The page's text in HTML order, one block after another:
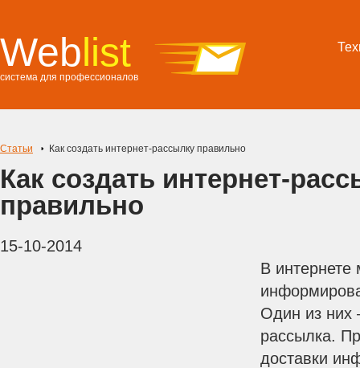
Weblist
система для профессионалов
Статьи Как создать интернет-рассылку правильно
Как создать интернет-
правильно
15-10-2014
В интернете
Один из них
рассылка.
доставки